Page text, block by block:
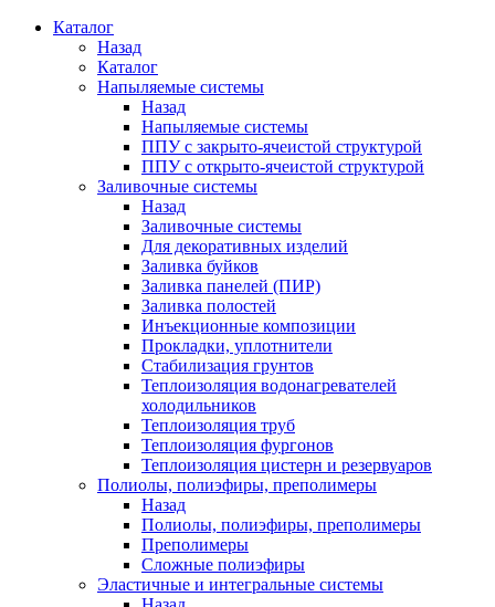
Каталог
Назад
Каталог
Напыляемые системы
Назад
Напыляемые системы
ППУ с закрыто-ячеистой структурой
ППУ с открыто-ячеистой структурой
Заливочные системы
Назад
Заливочные системы
Для декоративных изделий
Заливка буйков
Заливка панелей (ПИР)
Заливка полостей
Инъекционные композиции
Прокладки, уплотнители
Стабилизация грунтов
Теплоизоляция водонагревателей
холодильников
Теплоизоляция труб
Теплоизоляция фургонов
Теплоизоляция цистерн и резервуаров
Полиолы, полиэфиры, преполимеры
Назад
Полиолы, полиэфиры, преполимеры
Преполимеры
Сложные полиэфиры
Эластичные и интегральные системы